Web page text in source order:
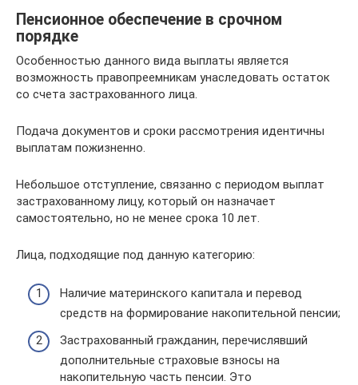
Пенсионное обеспечение в срочном
порядке
Особенностью данного вида выплаты является
возможность правопреемникам унаследовать остаток
со счета застрахованного лица.
Подача документов и сроки рассмотрения идентичны
выплатам пожизненно.
Небольшое отступление, связанно с периодом выплат
застрахованному лицу, который он назначает
самостоятельно, но не менее срока 10 лет.
Лица, подходящие под данную категорию:
Наличие материнского капитала и перевод
средств на формирование накопительной пенсии;
Застрахованный гражданин, перечислявший
дополнительные страховые взносы на
накопительную часть пенсии. Это